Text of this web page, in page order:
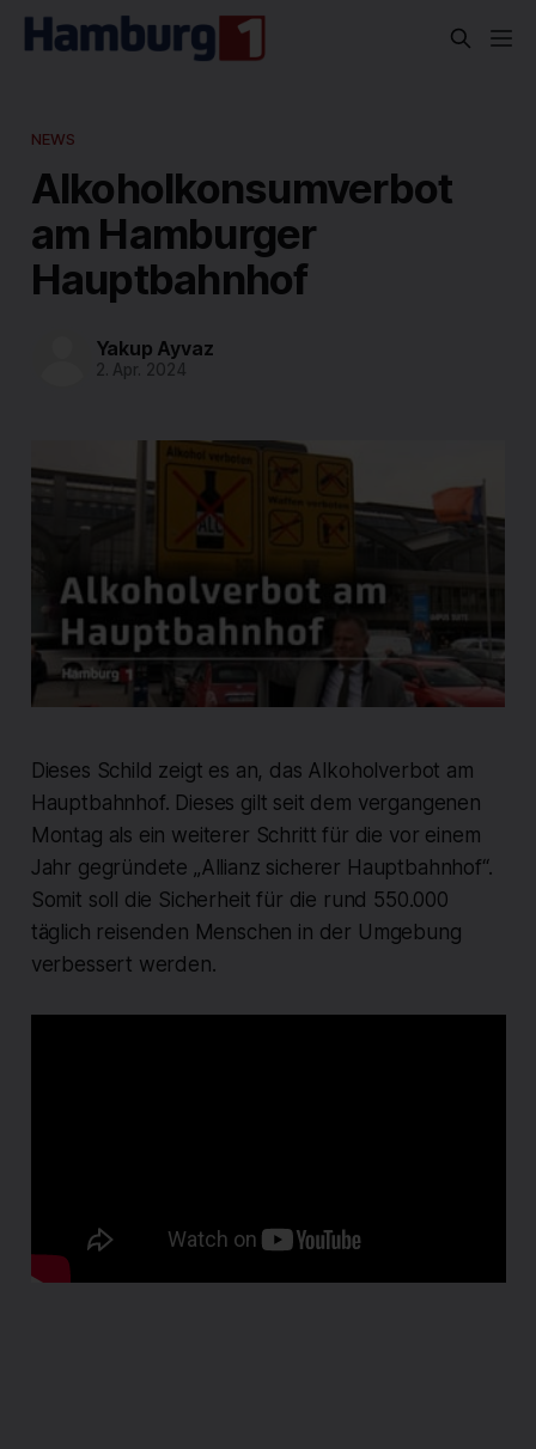
NEWS
Alkoholkonsumverbot
am Hamburger
Hauptbahnhof
Yakup Ayvaz
2. Apr. 2024
Dieses Schild zeigt es an, das Alkoholverbot am
Hauptbahnhof. Dieses gilt seit dem vergangenen
Montag als ein weiterer Schritt für die vor einem
Jahr gegründete „Allianz sicherer Hauptbahnhof“.
Somit soll die Sicherheit für die rund 550.000
täglich reisenden Menschen in der Umgebung
verbessert werden.